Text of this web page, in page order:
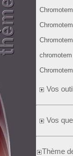
Vos
Vos
Thème